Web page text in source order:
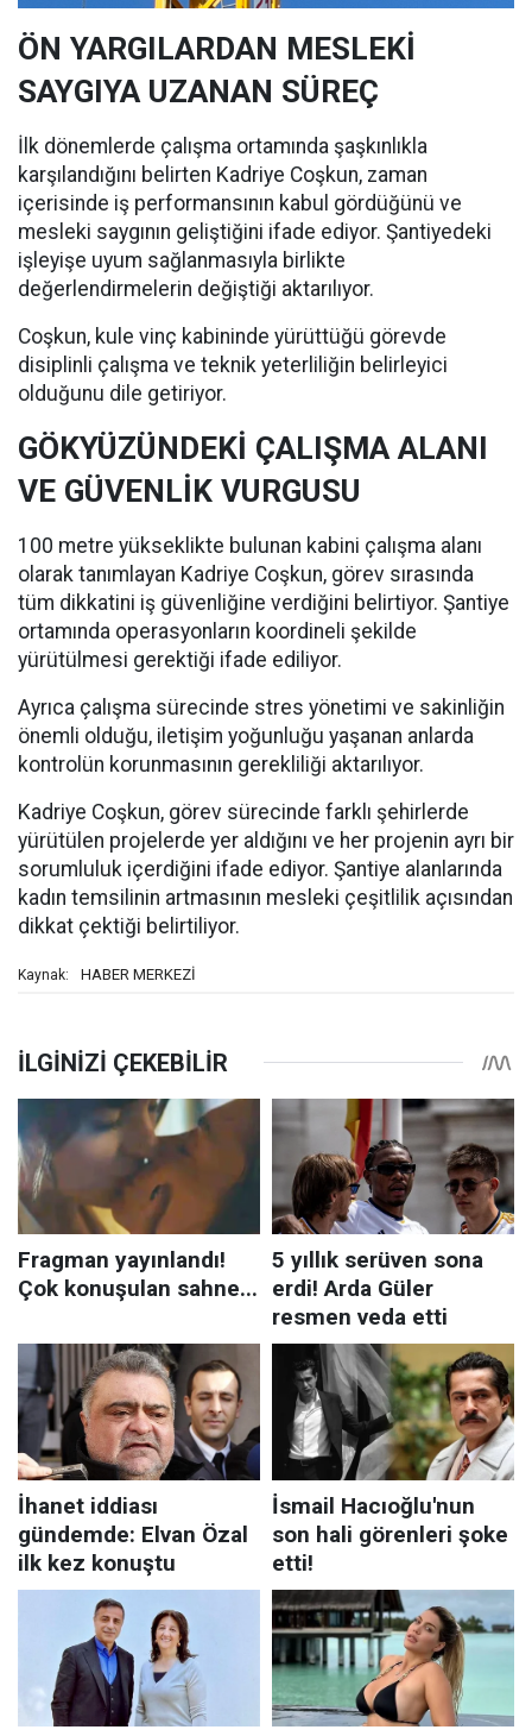
ÖN YARGILARDAN MESLEKİ
SAYGIYA UZANAN SÜREÇ
İlk dönemlerde çalışma ortamında şaşkınlıkla
karşılandığını belirten Kadriye Coşkun, zaman
içerisinde iş performansının kabul gördüğünü ve
mesleki saygının geliştiğini ifade ediyor. Şantiyedeki
işleyişe uyum sağlanmasıyla birlikte
değerlendirmelerin değiştiği aktarılıyor.
Coşkun, kule vinç kabininde yürüttüğü görevde
disiplinli çalışma ve teknik yeterliliğin belirleyici
olduğunu dile getiriyor.
GÖKYÜZÜNDEKİ ÇALIŞMA ALANI
VE GÜVENLİK VURGUSU
100 metre yükseklikte bulunan kabini çalışma alanı
olarak tanımlayan Kadriye Coşkun, görev sırasında
tüm dikkatini iş güvenliğine verdiğini belirtiyor. Şantiye
ortamında operasyonların koordineli şekilde
yürütülmesi gerektiği ifade ediliyor.
Ayrıca çalışma sürecinde stres yönetimi ve sakinliğin
önemli olduğu, iletişim yoğunluğu yaşanan anlarda
kontrolün korunmasının gerekliliği aktarılıyor.
Kadriye Coşkun, görev sürecinde farklı şehirlerde
yürütülen projelerde yer aldığını ve her projenin ayrı bir
sorumluluk içerdiğini ifade ediyor. Şantiye alanlarında
kadın temsilinin artmasının mesleki çeşitlilik açısından
dikkat çektiği belirtiliyor.
Kaynak: HABER MERKEZİ